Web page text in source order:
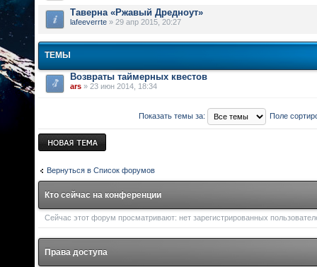
Таверна «Ржавый Дредноут»
lafeeverrte » 29 апр 2015, 20:27
ТЕМЫ
Возвраты таймерных квестов
ars » 23 июн 2014, 18:34
Показать темы за: Поле
Новая тема
Вернуться в Список форумов
Кто сейчас на конференции
Сейчас этот форум просматривают: нет зарегистрированных
Права доступа